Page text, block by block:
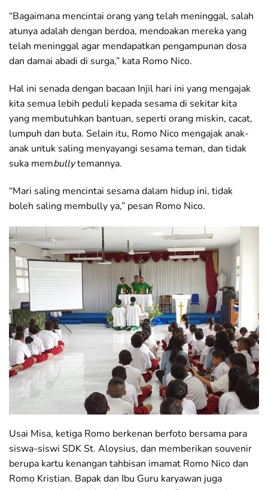
“Bagaimana mencintai orang yang telah meninggal, salah
atunya adalah dengan berdoa, mendoakan mereka yang
telah meninggal agar mendapatkan pengampunan dosa
dan damai abadi di surga,” kata Romo Nico.
Hal ini senada dengan bacaan Injil hari ini yang mengajak
kita semua lebih peduli kepada sesama di sekitar kita
yang membutuhkan bantuan, seperti orang miskin, cacat,
lumpuh dan buta. Selain itu, Romo Nico mengajak anak-
anak untuk saling menyayangi sesama teman, dan tidak
suka membullytemannya.
“Mari saling mencintai sesama dalam hidup ini, tidak
boleh saling membully ya,” pesan Romo Nico.
Usai Misa, ketiga Romo berkenan berfoto bersama para
siswa-siswi SDK St. Aloysius, dan memberikan souvenir
berupa kartu kenangan tahbisan imamat Romo Nico dan
Romo Kristian. Bapak dan Ibu Guru karyawan juga